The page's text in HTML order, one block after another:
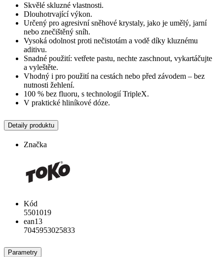
Skvělé skluzné vlastnosti.
Dlouhotrvající výkon.
Určený pro agresivní sněhové krystaly, jako je umělý, jarní
nebo znečištěný sníh.
Vysoká odolnost proti nečistotám a vodě díky kluznému
aditivu.
Snadné použití: vetřete pastu, nechte zaschnout, vykartáčujte
a vyleštěte.
Vhodný i pro použití na cestách nebo před závodem – bez
nutnosti žehlení.
100 % bez fluoru, s technologií TripleX.
V praktické hliníkové dóze.
Detaily produktu
Značka
Kód
5501019
ean13
7045953025833
Parametry